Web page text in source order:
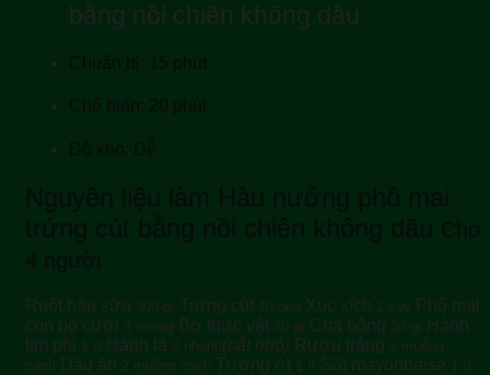
bằng nồi chiên không dầu
Chuẩn bị: 15 phút
Chế biến: 20 phút
Độ khó: Dễ
Nguyên liệu làm Hàu nướng phô mai
trứng cút bằng nồi chiên không dầu
Cho
4 người
Ruột hàu sữa 300 gr Trứng cút 10 quả Xúc xích 2 cây Phô mai
con bò cười 3 miếng Bơ thực vật 30 gr Chà bông 30 gr Hành
tím phi
1 ít Hành lá 2 nhánh(cắt nhỏ) Rượu trắng 2 muỗng
canh Dầu ăn 2 muỗng canh Tương ớt 1 ít Sốt mayonnaise 1 ít